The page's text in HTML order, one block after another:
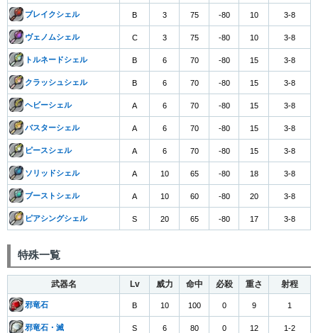
ブレイクシェル B 3 75 -80 10 3-8
ヴェノムシェル C 3 75 -80 10 3-8
トルネードシェル B 6 70 -80 15 3-8
クラッシュシェル B 6 70 -80 15 3-8
ヘビーシェル A 6 70 -80 15 3-8
バスターシェル A 6 70 -80 15 3-8
ピースシェル A 6 70 -80 15 3-8
ソリッドシェル A 10 65 -80 18 3-8
ブーストシェル A 10 60 -80 20 3-8
ピアシングシェル S 20 65 -80 17 3-8
特殊一覧
武器名 Lv 威力 命中 必殺 重さ 射程
邪竜石 B 10 100 0 9 1
邪竜石・滅 S 6 80 0 12 1-2